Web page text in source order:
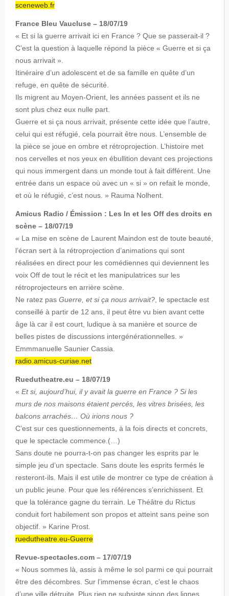
sceneweb.fr
France Bleu Vaucluse – 18/07/19
« Et si la guerre arrivait ici en France ? Que se passerait-il ?
C’est la question à laquelle répond la pièce « Guerre et si ça
nous arrivait ».
Itinéraire d’un adolescent et de sa famille en quête d’un
refuge, en quête de sécurité.
Ils migrent au Moyen-Orient, les années passent et ils ne
sont plus chez eux nulle part.
Guerre et si ça nous arrivait, présente cette idée que l’autre,
celui qui est réfugié, cela pourrait être nous. L’ensemble de
la pièce se joue en ombre et rétroprojection. L’histoire met
nos cervelles et nos yeux en ébullition devant ces projections
qui nous immergent dans un monde tout à fait différent. Une
entrée dans un espace où avec un « si » on refait le monde,
et où le réfugié, c’est nous. » Rauma Nolhent.
Amicus Radio / Émission : Les In et les Off des droits en
scène – 18/07/19
« La mise en scène de Laurent Maindon est de toute beauté,
l’écran sert à la rétroprojection d’animations qui sont
réalisées en direct pour les comédiennes qui deviennent les
voix Off de tout le récit et les manipulatrices sur les
rétroprojecteurs en arrière scène.
Ne ratez pas Guerre, et si ça nous arrivait? , le spectacle est
conseillé à partir de 12 ans, il peut être vu bien avant cette
âge là car il est court, ludique à sa manière et source de
belles pistes de discussions intergénérationnelles. »
Emmmanuelle Saunier Cassia.
radio.amicus-curiae.net
Ruedutheatre.eu – 18/07/19
« Et si, aujourd’hui, il y avait la guerre en France ? Si les
murs de nos maisons étaient percés, les vitres brisées, les
balcons arrachés… Où irions nous ?
C’est sur ces questionnements, à la fois directs et concrets,
que le spectacle commence.(…)
Sans doute ne pourra-t-on pas changer les esprits par le
simple jeu d’un spectacle. Sans doute les esprits fermés le
resteront-ils. Mais il est utile de montrer ce type de création à
un public jeune. Pour que les références s’enrichissent. Et
que la tolérance gagne du terrain. Le Théâtre du Rictus
conduit fort habilement son propos et atteint sans peine son
objectif. » Karine Prost.
ruedutheatre.eu-Guerre
Revue-spectacles.com – 17/07/19
« Nous sommes là, assis à même le sol parmi ce qui pourrait
être des décombres. Sur l’immense écran, c’est le chaos
d’une ville détruite. Plus rien ne subsiste sinon des lignes